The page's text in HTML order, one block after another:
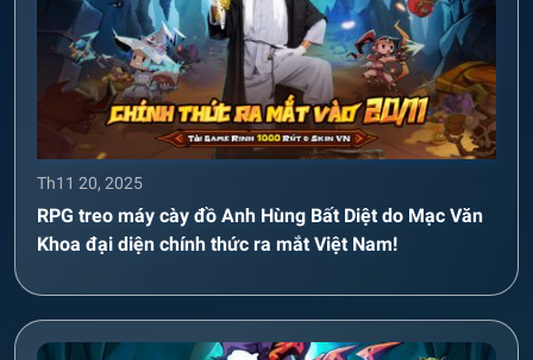
Th11 20, 2025
RPG treo máy cày đồ Anh Hùng Bất Diệt do Mạc Văn
Khoa đại diện chính thức ra mắt Việt Nam!